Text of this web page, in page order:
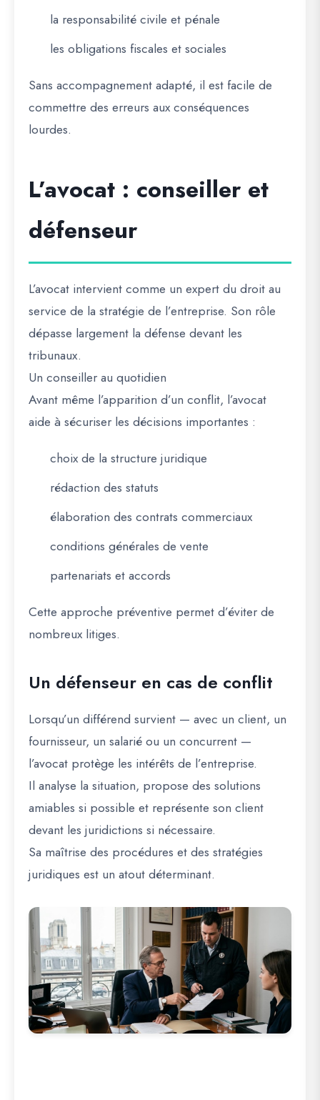
la responsabilité civile et pénale
les obligations fiscales et sociales
Sans accompagnement adapté, il est facile de
commettre des erreurs aux conséquences
lourdes.
L’avocat : conseiller et
défenseur
L’avocat intervient comme un expert du droit au
service de la stratégie de l’entreprise. Son rôle
dépasse largement la défense devant les
tribunaux.
Un conseiller au quotidien
Avant même l’apparition d’un conflit, l’avocat
aide à sécuriser les décisions importantes :
choix de la structure juridique
rédaction des statuts
élaboration des contrats commerciaux
conditions générales de vente
partenariats et accords
Cette approche préventive permet d’éviter de
nombreux litiges.
Un défenseur en cas de conflit
Lorsqu’un différend survient — avec un client, un
fournisseur, un salarié ou un concurrent —
l’avocat protège les intérêts de l’entreprise.
Il analyse la situation, propose des solutions
amiables si possible et représente son client
devant les juridictions si nécessaire.
Sa maîtrise des procédures et des stratégies
juridiques est un atout déterminant.